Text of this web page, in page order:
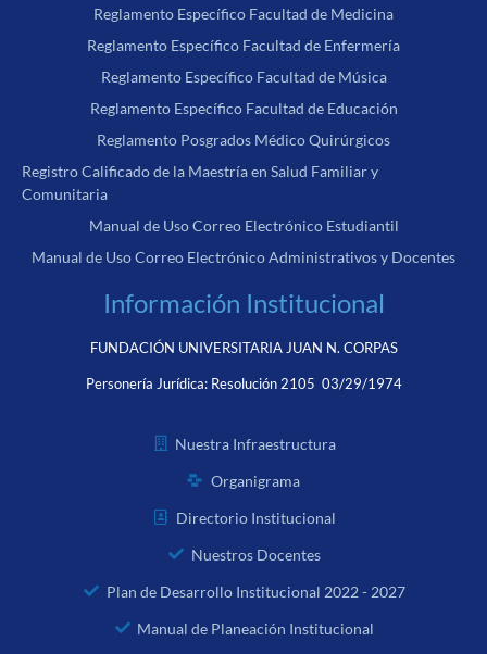
Reglamento Específico Facultad de Medicina
Reglamento Específico Facultad de Enfermería
Reglamento Específico Facultad de Música
Reglamento Específico Facultad de Educación
Reglamento Posgrados Médico Quirúrgicos
Registro Calificado de la Maestría en Salud Familiar y
Comunitaria
Manual de Uso Correo Electrónico Estudiantil
Manual de Uso Correo Electrónico Administrativos y Docentes
Información Institucional
FUNDACIÓN UNIVERSITARIA JUAN N. CORPAS
Personería Jurídica: Resolución 2105 03/29/1974
Nuestra Infraestructura
Organigrama
Directorio Institucional
Nuestros Docentes
Plan de Desarrollo Institucional 2022 - 2027
Manual de Planeación Institucional